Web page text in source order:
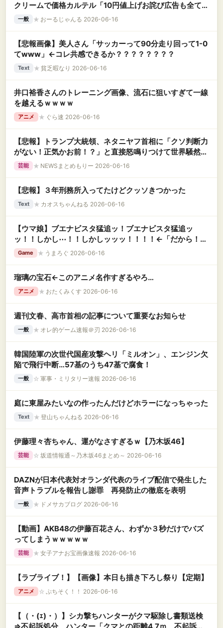
クリームで価格カルテル「10円値上げお詫び広告も全てパ
フォーマンスだった」
一般 ★ おーるじゃんる 2026-06-16
【悲報画像】美人さん「サッカーって90分走り回って1-0
てwww」←コレ共感できるか？？？？？？？？
Text ★ 貧乏暇なり 2026-06-16
井口裕香さんのトレーニング画像、流石に狙いすぎて一線
を越えるｗｗｗｗ
アニメ ★ ぐら速 2026-06-16
【悲報】トランプ大統領、ネタニヤフ首相に「クソ判断力
がない！正気かお前！？」と直接怒鳴りつけて世界騒然ｗ
ｗｗｗ
芸能 ★ NEWSまとめもりー 2026-06-16
【悲報】３年刑務所入ってたけどクッソきつかった
Text ★ カオスちゃんねる 2026-06-16
【ウマ娘】ブエナビスタ猛追ッ！ブエナビスタ猛追ッ
ッ！！しかし⋯！！しかしッッッ！！！！←「だから！！
なんだよ！！」
Game ★ うまろぐ 2026-06-16
瑠璃の宝石←このアニメ名作すぎるやろ…
アニメ ★ おたくみくす 2026-06-16
週刊文春、高市首相の記事について重要なお知らせ
一般 ★ オレ的ゲーム速報＠刃 2026-06-16
韓国陸軍の次世代国産攻撃ヘリ「ミルオン」、エンジン欠
陥で飛行中断…57基のうち47基で腐食！
一般 ☆ 軍事・ミリタリー速報 2026-06-16
庭に東屋みたいなの作ったんだけどホラーになっちゃった
Text ★ 登山ちゃんねる 2026-06-16
伊藤理々杏ちゃん、運がなさすぎるｗ【乃木坂46】
芸能 ☆ 坂道情報通～乃木坂46まとめ～ 2026-06-16
DAZNが日本代表対オランダ代表のライブ配信で発生した
音声トラブルを報告し謝罪 再発防止の徹底を表明
一般 ★ ドメサカブログ 2026-06-16
【動画】AKB48の伊藤百花さん、わずか３秒だけでバズ
ってしまうｗｗｗｗｗ
芸能 ★ 女子アナお宝画像速報 2026-06-16
【ラブライブ！】【画像】本日も描き下ろし祭り【定期】
アニメ ☆ ぷちそく！！ 2026-06-16
【（・(ｪ)・）】シカ撃ちハンターがクマ駆除し書類送検